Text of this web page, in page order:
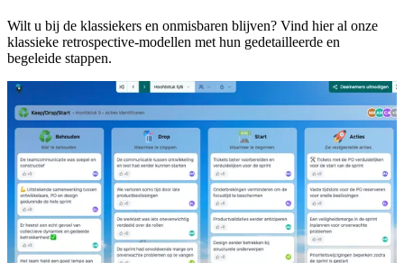
Wilt u bij de klassiekers en onmisbaren blijven? Vind hier al onze
klassieke retrospective-modellen met hun gedetailleerde en
begeleide stappen.